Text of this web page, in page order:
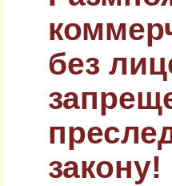
без
закону!